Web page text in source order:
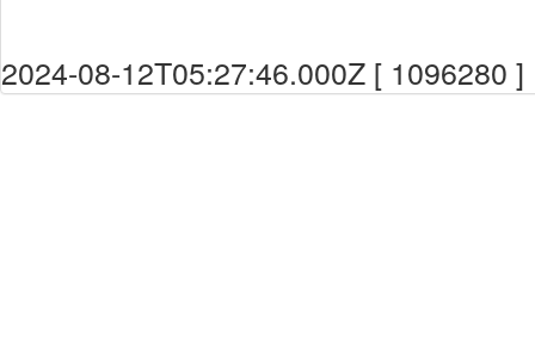
2024-08-12T05:27:46.000Z [ 1096280 ]